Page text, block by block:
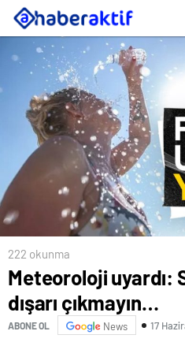
222 okunma
Meteoroloji uyardı:
dışarı çıkmayın…
ABONE OL News 17